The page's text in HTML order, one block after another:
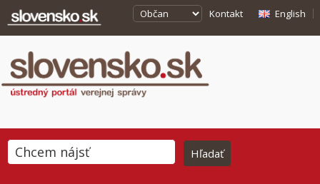
Kontakt English